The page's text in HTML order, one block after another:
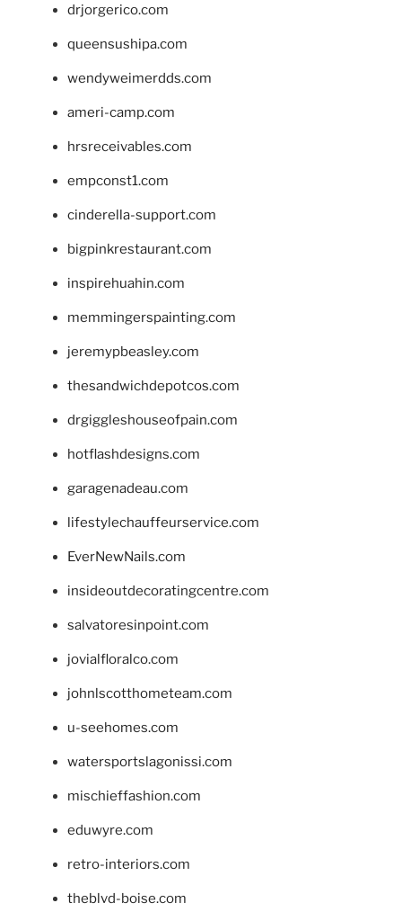
drjorgerico.com
queensushipa.com
wendyweimerdds.com
ameri-camp.com
hrsreceivables.com
empconst1.com
cinderella-support.com
bigpinkrestaurant.com
inspirehuahin.com
memmingerspainting.com
jeremypbeasley.com
thesandwichdepotcos.com
drgiggleshouseofpain.com
hotflashdesigns.com
garagenadeau.com
lifestylechauffeurservice.com
EverNewNails.com
insideoutdecoratingcentre.com
salvatoresinpoint.com
jovialfloralco.com
johnlscotthometeam.com
u-seehomes.com
watersportslagonissi.com
mischieffashion.com
eduwyre.com
retro-interiors.com
theblvd-boise.com